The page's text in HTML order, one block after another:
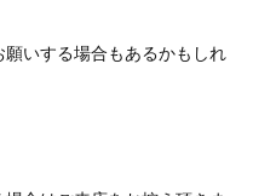
いする場合もあるかもしれ